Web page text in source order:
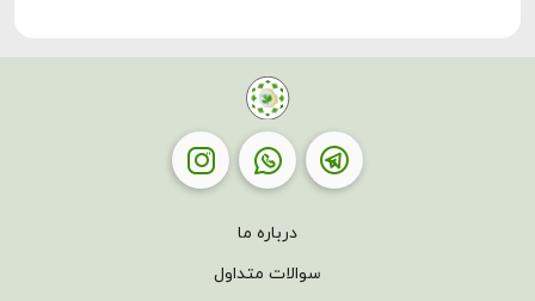
درباره ما
سوالات متداول